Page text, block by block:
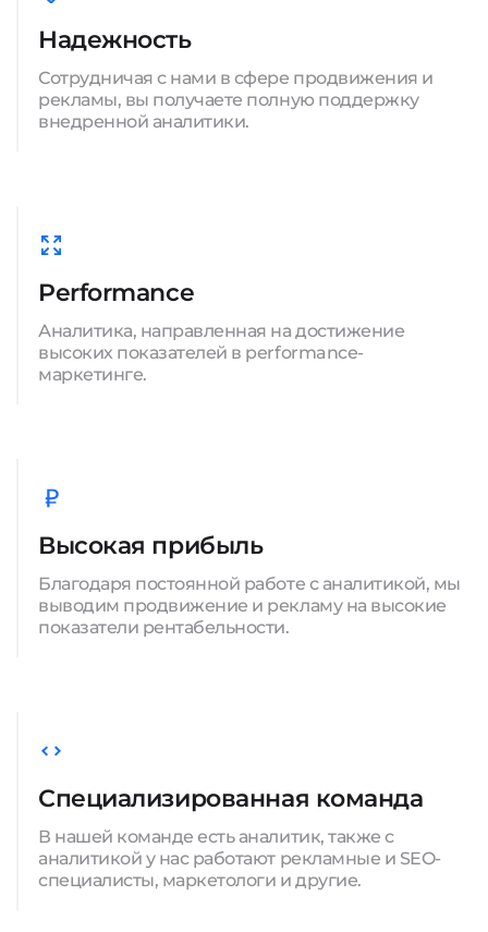
Надежность
Сотрудничая с нами в сфере продвижения и
рекламы, вы получаете полную поддержку
внедренной аналитики.
Performance
Аналитика, направленная на достижение
высоких показателей в performance-
маркетинге.
Высокая прибыль
Благодаря постоянной работе с аналитикой, мы
выводим продвижение и рекламу на высокие
показатели рентабельности.
Специализированная команда
В нашей команде есть аналитик, также с
аналитикой у нас работают рекламные и SEO-
специалисты, маркетологи и другие.